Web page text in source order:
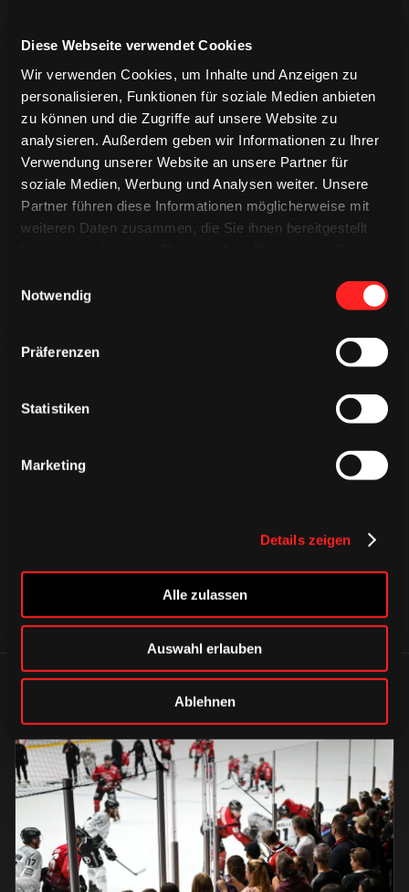
Diese Webseite verwendet Cookies
Wir verwenden Cookies, um Inhalte und Anzeigen zu
personalisieren, Funktionen für soziale Medien anbieten
zu können und die Zugriffe auf unsere Website zu
analysieren. Außerdem geben wir Informationen zu Ihrer
Verwendung unserer Website an unsere Partner für
soziale Medien, Werbung und Analysen weiter. Unsere
Partner führen diese Informationen möglicherweise mit
weiteren Daten zusammen, die Sie ihnen bereitgestellt
Notwendig
Präferenzen
Statistiken
Marketing
Details zeigen
Alle zulassen
Auswahl erlauben
Ablehnen
TRIKOTS
TRIKOTS
TRIKOTS
ÄHNLICHE NEWS